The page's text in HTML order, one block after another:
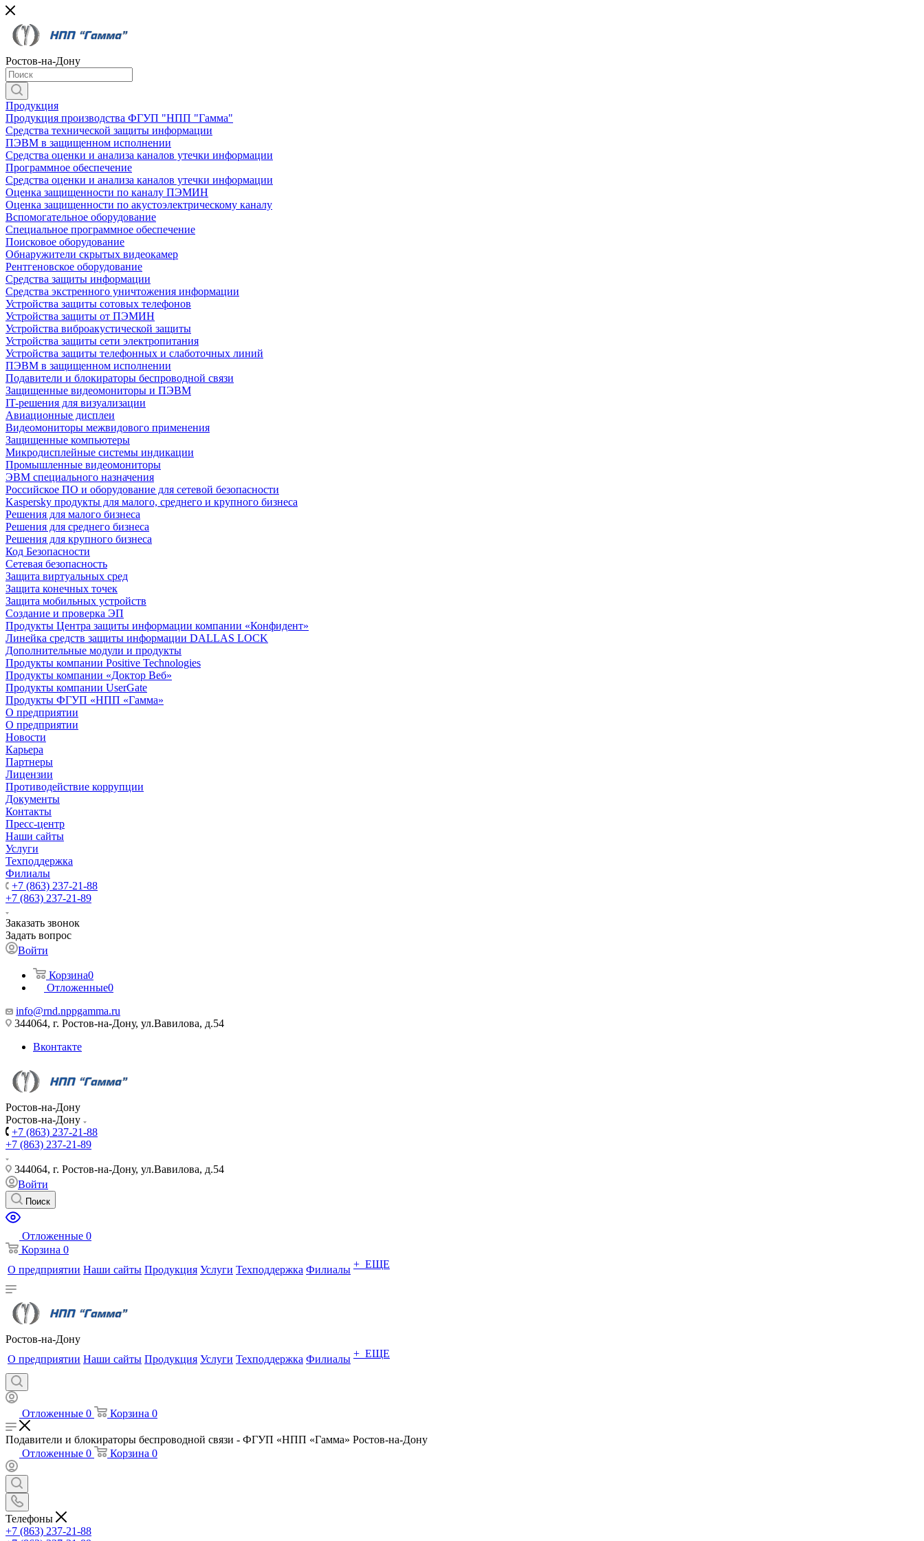
Ростов-на-Дону
Продукция
Продукция производства ФГУП "НПП "Гамма"
Средства технической защиты информации
ПЭВМ в защищенном исполнении
Средства оценки и анализа каналов утечки информации
Программное обеспечение
Средства оценки и анализа каналов утечки информации
Оценка защищенности по каналу ПЭМИН
Оценка защищенности по акустоэлектрическому каналу
Вспомогательное оборудование
Специальное программное обеспечение
Поисковое оборудование
Обнаружители скрытых видеокамер
Рентгеновское оборудование
Средства защиты информации
Средства экстренного уничтожения информации
Устройства защиты сотовых телефонов
Устройства защиты от ПЭМИН
Устройства виброакустической защиты
Устройства защиты сети электропитания
Устройства защиты телефонных и слаботочных линий
ПЭВМ в защищенном исполнении
Подавители и блокираторы беспроводной связи
Защищенные видеомониторы и ПЭВМ
IT-решения для визуализации
Авиационные дисплеи
Видеомониторы межвидового применения
Защищенные компьютеры
Микродисплейные системы индикации
Промышленные видеомониторы
ЭВМ специального назначения
Российское ПО и оборудование для сетевой безопасности
Kaspersky продукты для малого, среднего и крупного бизнеса
Решения для малого бизнеса
Решения для среднего бизнеса
Решения для крупного бизнеса
Код Безопасности
Сетевая безопасность
Защита виртуальных сред
Защита конечных точек
Защита мобильных устройств
Создание и проверка ЭП
Продукты Центра защиты информации компании «Конфидент»
Линейка средств защиты информации DALLAS LOCK
Дополнительные модули и продукты
Продукты компании Positive Technologies
Продукты компании «Доктор Веб»
Продукты компании UserGate
Продукты ФГУП «НПП «Гамма»
О предприятии
О предприятии
Новости
Карьера
Партнеры
Лицензии
Противодействие коррупции
Документы
Контакты
Пресс-центр
Наши сайты
Услуги
Техподдержка
Филиалы
+7 (863) 237-21-88
+7 (863) 237-21-89
Заказать звонок
Задать вопрос
Войти
Корзина0
Отложенные0
info@rnd.nppgamma.ru
344064, г. Ростов-на-Дону, ул.Вавилова, д.54
Вконтакте
Ростов-на-Дону
Ростов-на-Дону
+7 (863) 237-21-88
+7 (863) 237-21-89
344064, г. Ростов-на-Дону, ул.Вавилова, д.54
Войти
Поиск
Отложенные 0
Корзина 0
О предприятии Наши сайты Продукция Услуги Техподдержка Филиалы + ЕЩЕ
Ростов-на-Дону
О предприятии Наши сайты Продукция Услуги Техподдержка Филиалы + ЕЩЕ
Отложенные 0 Корзина 0
Подавители и блокираторы беспроводной связи - ФГУП «НПП «Гамма» Ростов-на-Дону
Отложенные 0 Корзина 0
Телефоны
+7 (863) 237-21-88